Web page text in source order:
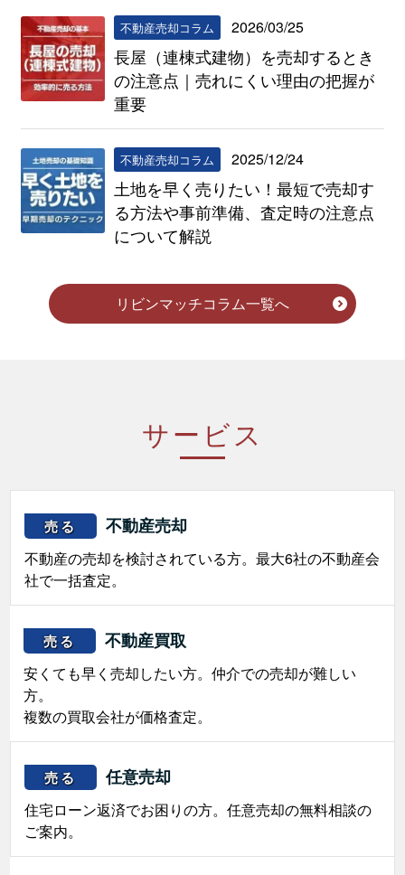
不動産売却コラム 2026/03/25
長屋（連棟式建物）を売却するとき
の注意点｜売れにくい理由の把握が
重要
不動産売却コラム 2025/12/24
土地を早く売りたい！最短で売却す
る方法や事前準備、査定時の注意点
について解説
リビンマッチコラム一覧へ
サービス
売る 不動産売却
不動産の売却を検討されている方。最大6社の不動産会
社で一括査定。
売る 不動産買取
安くても早く売却したい方。仲介での売却が難しい
方。
複数の買取会社が価格査定。
売る 任意売却
住宅ローン返済でお困りの方。任意売却の無料相談の
ご案内。